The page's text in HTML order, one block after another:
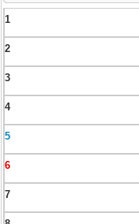
1
2
3
4
5
6
7